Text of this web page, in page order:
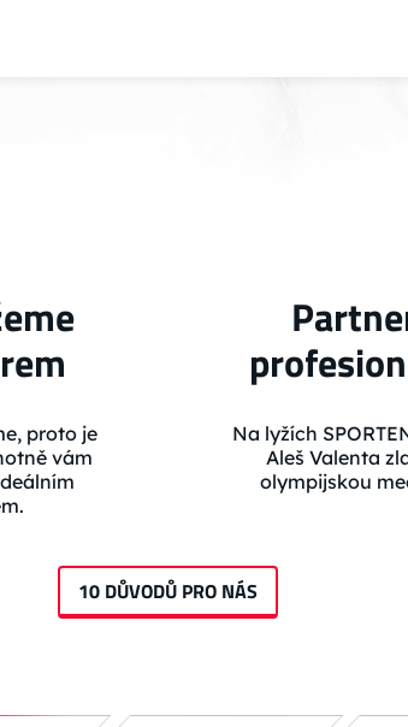
proto je
vám
Na lyžích
Aleš Valenta
olympijskou
10 DŮVODŮ PRO NÁS